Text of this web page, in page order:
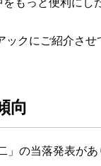
ックにご紹介さ
向
の当落発表が